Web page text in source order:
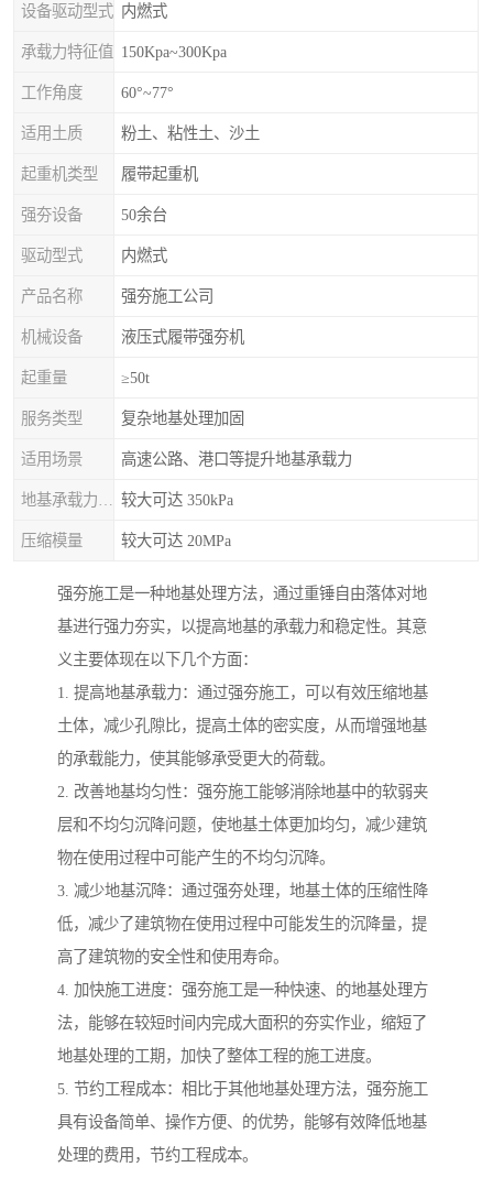
设备驱动型式 内燃式
承载力特征值 150Kpa~300Kpa
工作角度 60°~77°
适用土质 粉土、粘性土、沙土
起重机类型 履带起重机
强夯设备 50余台
驱动型式 内燃式
产品名称 强夯施工公司
机械设备 液压式履带强夯机
起重量 ≥50t
服务类型 复杂地基处理加固
适用场景 高速公路、港口等提升地基承载力
较大可达 350kPa
压缩模量 较大可达 20MPa
强夯施工是一种地基处理方法，通过重锤自由落体对地
基进行强力夯实，以提高地基的承载力和稳定性。其意
义主要体现在以下几个方面：
1. 提高地基承载力：通过强夯施工，可以有效压缩地基
土体，减少孔隙比，提高土体的密实度，从而增强地基
的承载能力，使其能够承受更大的荷载。
2. 改善地基均匀性：强夯施工能够消除地基中的软弱夹
层和不均匀沉降问题，使地基土体更加均匀，减少建筑
物在使用过程中可能产生的不均匀沉降。
3. 减少地基沉降：通过强夯处理，地基土体的压缩性降
低，减少了建筑物在使用过程中可能发生的沉降量，提
高了建筑物的安全性和使用寿命。
4. 加快施工进度：强夯施工是一种快速、的地基处理方
法，能够在较短时间内完成大面积的夯实作业，缩短了
地基处理的工期，加快了整体工程的施工进度。
5. 节约工程成本：相比于其他地基处理方法，强夯施工
具有设备简单、操作方便、的优势，能够有效降低地基
处理的费用，节约工程成本。